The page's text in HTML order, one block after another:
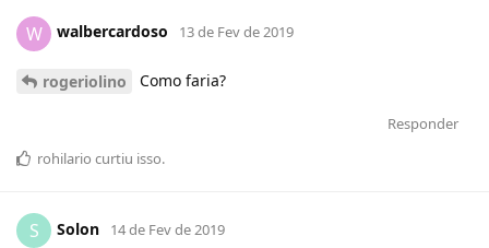
W walbercardoso 13 de Fev de 2019
rogeriolino Como faria?
Responder
rohilario curtiu isso.
S Solon 14 de Fev de 2019